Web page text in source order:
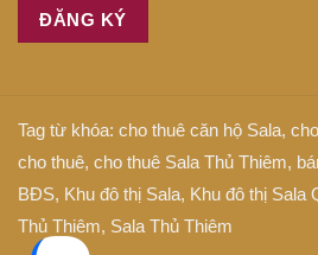
Tag từ khóa: cho thuê căn hộ Sala,
cho thuê, cho thuê Sala Thủ Thiêm,
BĐS, Khu đô thị Sala, Khu đô thị Sala
Thủ Thiêm, Sala Thủ Thiêm